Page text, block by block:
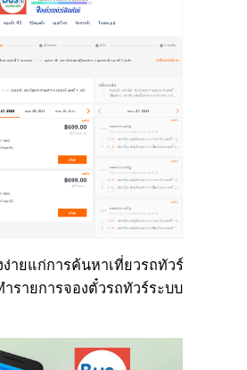
ายแก่การค้นหาเที่ยวรถทัวร์
ำรายการจองตั๋วรถทัวร์ระบบ